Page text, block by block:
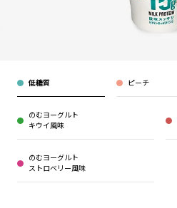
低糖質 ピーチ
のむヨーグルト
キウイ風味
のむヨーグルト
ストロベリー風味